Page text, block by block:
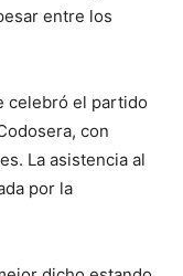
entre los
celebró el partido
con
La asistencia al
por la